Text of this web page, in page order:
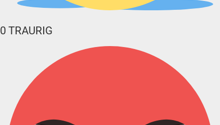
0 TRAURIG